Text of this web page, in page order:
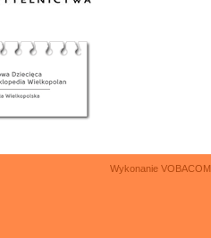
Wykonanie VOBACOM